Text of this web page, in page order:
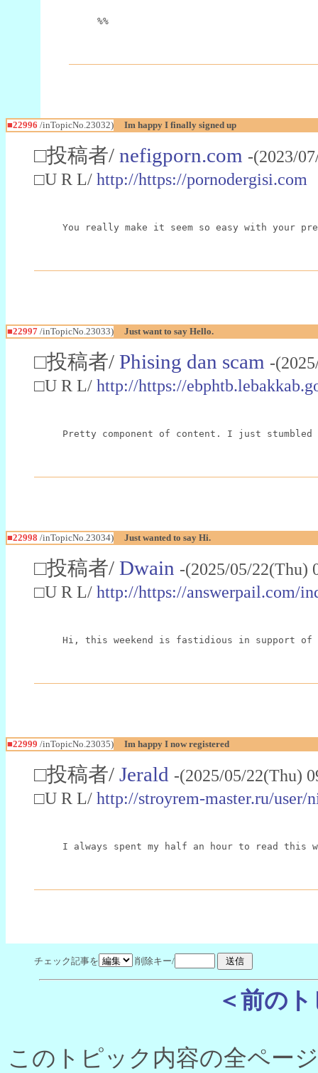
%%
■22996 /inTopicNo.23032) Im happy I finally signed up
□投稿者/ nefigporn.com -(2023/
□U R L/ http://https://pornodergisi.com
You really make it seem so easy with your
■22997 /inTopicNo.23033) Just want to say Hello.
□投稿者/ Phising dan scam -
□U R L/ http://https://
Pretty component of content. I just
■22998 /inTopicNo.23034) Just wanted to say Hi.
□投稿者/ Dwain -(2025/05/
□U R L/ http://https://answerpail.com/
Hi, this weekend is fastidious in support of
■22999 /inTopicNo.23035) Im happy I now registered
□投稿者/ Jerald -(2025/05/22(Thu)
□U R L/ http://stroyrem-master.ru/user/
I always spent my half an hour to read
チェック記事を 削除キー/
＜前の
このトピック内容の全ペー